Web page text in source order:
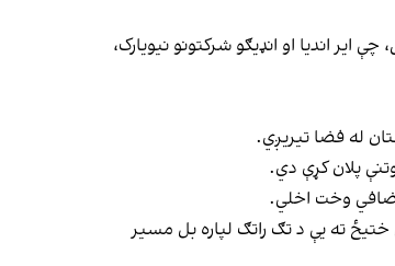
چې ایر انديا او انډيګو شرکتونو نیویارک،
له فضا تيريږي.
اضافي وخت اخلي.
ختيځ ته یې د تګ راتګ لپاره بل مسير